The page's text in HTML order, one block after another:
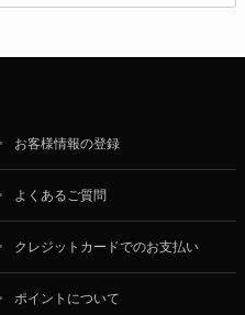
お客様情報の登録
よくあるご質問
クレジットカードでのお支払い
ポイントについて